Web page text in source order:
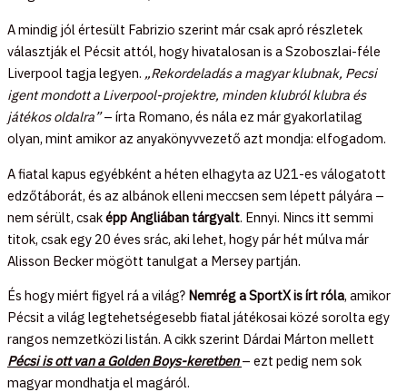
A mindig jól értesült Fabrizio szerint már csak apró részletek
választják el Pécsit attól, hogy hivatalosan is a Szoboszlai-féle
Liverpool tagja legyen. „Rekordeladás a magyar klubnak, Pecsi
igent mondott a Liverpool-projektre, minden klubról klubra és
játékos oldalra”– írta Romano, és nála ez már gyakorlatilag
olyan, mint amikor az anyakönyvvezető azt mondja: elfogadom.
A fiatal kapus egyébként a héten elhagyta az U21-es válogatott
edzőtáborát, és az albánok elleni meccsen sem lépett pályára –
nem sérült, csaképp Angliában tárgyalt. Ennyi. Nincs itt semmi
titok, csak egy 20 éves srác, aki lehet, hogy pár hét múlva már
Alisson Becker mögött tanulgat a Mersey partján.
És hogy miért figyel rá a világ? Nemrég a SportX is írt róla, amikor
Pécsit a világ legtehetségesebb fiatal játékosai közé sorolta egy
rangos nemzetközi listán. A cikk szerint Dárdai Márton mellett
Pécsi is ott van a Golden Boys-keretben – ezt pedig nem sok
magyar mondhatja el magáról.